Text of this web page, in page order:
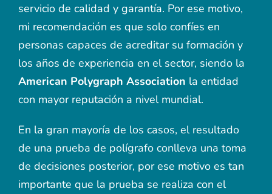
servicio de calidad y garantía. Por ese motivo,
mi recomendación es que solo confíes en
personas capaces de acreditar su formación y
los años de experiencia en el sector, siendo la
American Polygraph Association la entidad
con mayor reputación a nivel mundial.
En la gran mayoría de los casos, el resultado
de una prueba de polígrafo conlleva una toma
de decisiones posterior, por ese motivo es tan
importante que la prueba se realiza con el